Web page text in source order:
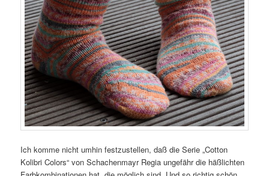
Ich komme nicht umhin festzustellen, daß die Serie „Cotton
Kolibri Colors“ von Schachenmayr Regia ungefähr die häßlichten